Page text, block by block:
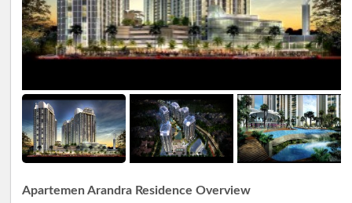
Apartemen Arandra Residence Overview